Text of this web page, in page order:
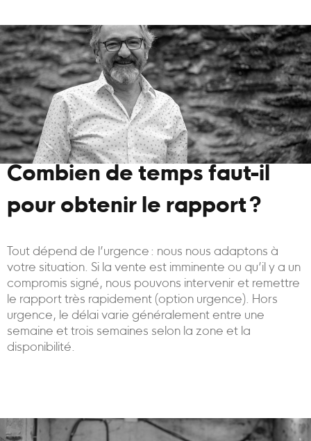
Combien de temps faut-il
pour obtenir le rapport ?
Tout dépend de l’urgence : nous nous adaptons à
votre situation. Si la vente est imminente ou qu’il y a un
compromis signé, nous pouvons intervenir et remettre
le rapport très rapidement (option urgence). Hors
urgence, le délai varie généralement entre une
semaine et trois semaines selon la zone et la
disponibilité.